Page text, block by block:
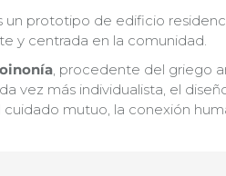
un prototipo de edificio
y centrada en la comunidad.
, procedente del griego
vez más individualista, el
mutuo, la conexión